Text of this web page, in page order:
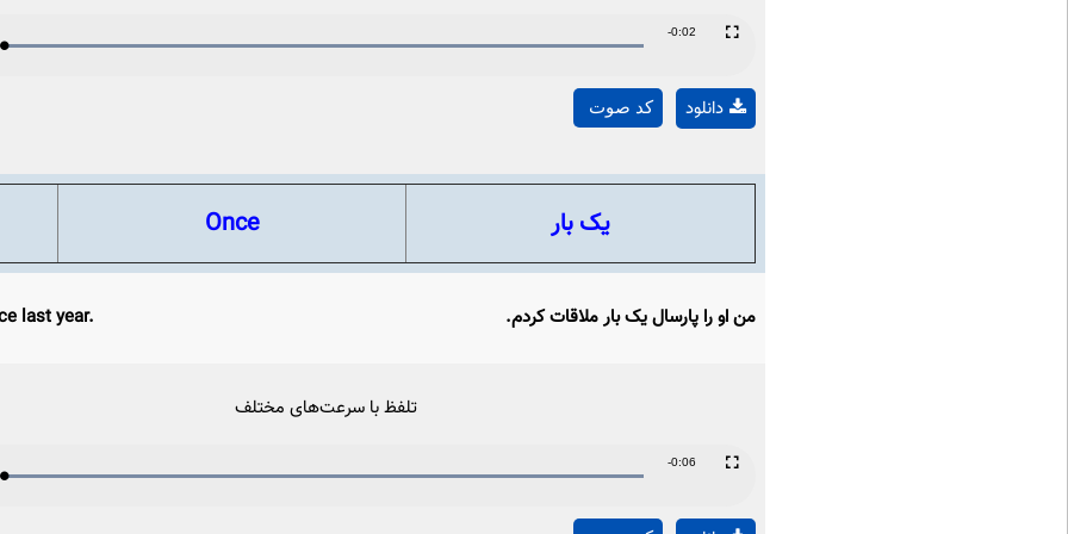
Loaded:
Progress:
Remaining
-0:02
کد صوت دانلود
یک بار Once
من او را پارسال یک بار ملاقات کردم. last year.
تلفظ با سرعت‌های مختلف
Loaded:
Progress:
Remaining
-0:06